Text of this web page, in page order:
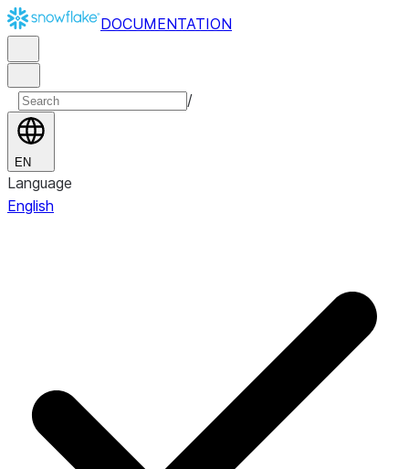
DOCUMENTATION
/
EN
Language
English